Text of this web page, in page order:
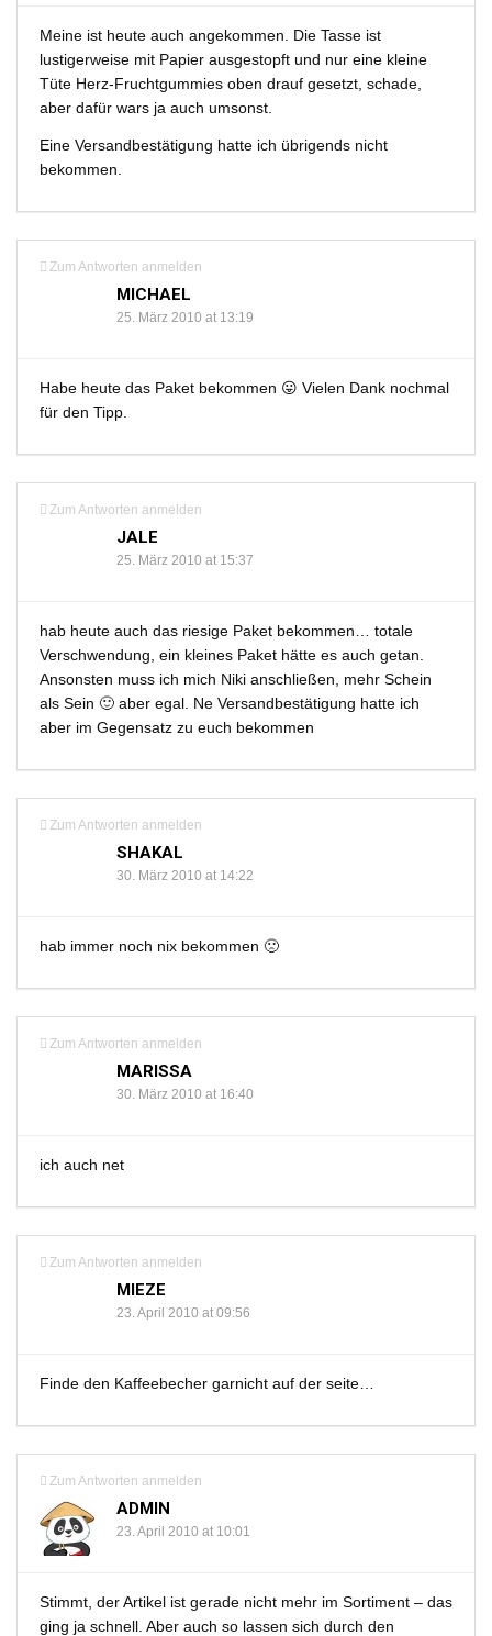
Meine ist heute auch angekommen. Die Tasse ist
lustigerweise mit Papier ausgestopft und nur eine kleine
Tüte Herz-Fruchtgummies oben drauf gesetzt, schade,
aber dafür wars ja auch umsonst.
Eine Versandbestätigung hatte ich übrigends nicht
bekommen.
Zum Antworten anmelden
MICHAEL
25. März 2010 at 13:19
Habe heute das Paket bekommen 😛 Vielen Dank nochmal
für den Tipp.
Zum Antworten anmelden
JALE
25. März 2010 at 15:37
hab heute auch das riesige Paket bekommen… totale
Verschwendung, ein kleines Paket hätte es auch getan.
Ansonsten muss ich mich Niki anschließen, mehr Schein
als Sein 🙂 aber egal. Ne Versandbestätigung hatte ich
aber im Gegensatz zu euch bekommen
Zum Antworten anmelden
SHAKAL
30. März 2010 at 14:22
hab immer noch nix bekommen 🙁
Zum Antworten anmelden
MARISSA
30. März 2010 at 16:40
ich auch net
Zum Antworten anmelden
MIEZE
23. April 2010 at 09:56
Finde den Kaffeebecher garnicht auf der seite…
Zum Antworten anmelden
ADMIN
23. April 2010 at 10:01
Stimmt, der Artikel ist gerade nicht mehr im Sortiment – das
ging ja schnell. Aber auch so lassen sich durch den